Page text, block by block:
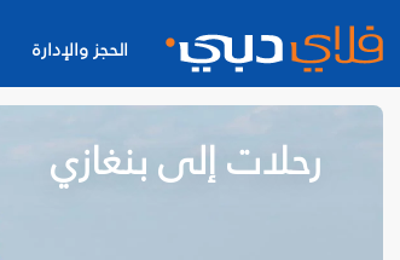
الحجز والإدارة
رحلات إلى بنغازي